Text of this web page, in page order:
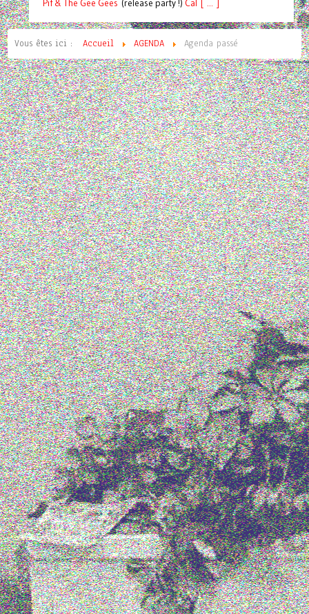
Pif& The Gee Gees (release party !) Ca l [ ... ]
Vous êtes ici : Accueil AGENDA Agenda passé